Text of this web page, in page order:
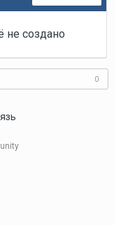
не создано
0